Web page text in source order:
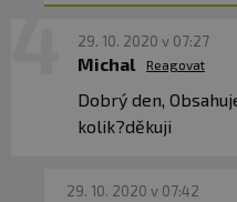
29. 10. 2020 v 07:27
Michal Reagovat
Dobrý den,
kolik?děkuji
29. 10. 2020 v 07:42